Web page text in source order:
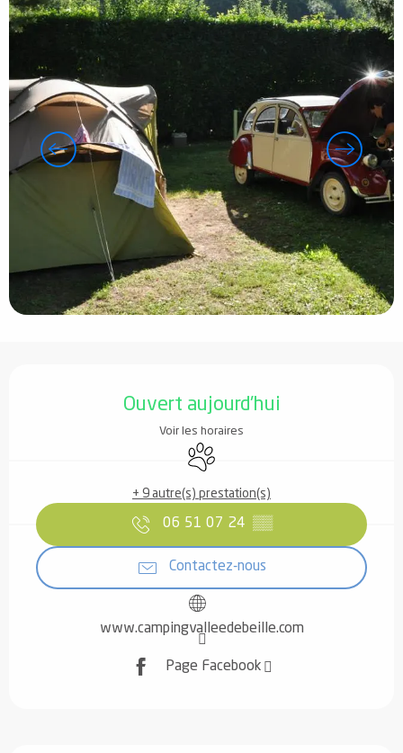
Ouvert aujourd'hui
Voir les horaires
Animaux acceptés
+ 9 autre(s) prestation(s)
06 51 07 24 ▒▒
Contactez-nous
www.campingvalleedebeille.com
Page Facebook